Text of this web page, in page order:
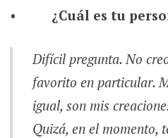
• ¿Cuál es tu
Difícil pregunta. No
favorito en particular.
igual, son mis
Quizá, en el momento,